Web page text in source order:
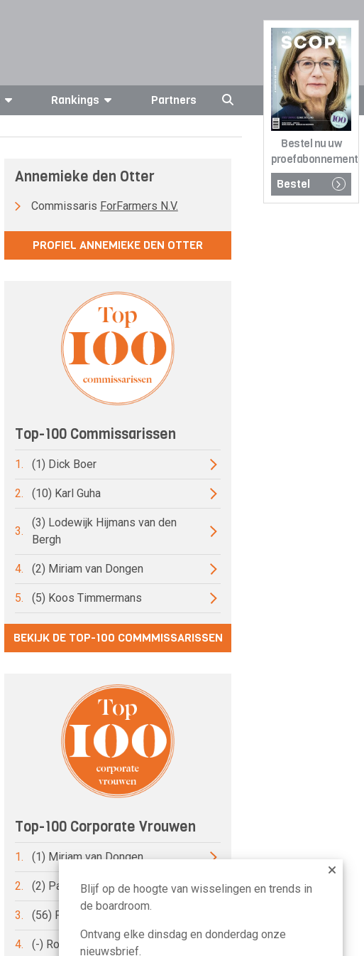
Bestel nu uw
proefabonnement
Bestel
Rankings Partners
Annemieke den Otter
Commissaris ForFarmers N.V.
PROFIEL ANNEMIEKE DEN OTTER
Top-100 Commissarissen
1. (1) Dick Boer
2. (10) Karl Guha
3.
(3) Lodewijk Hijmans van den
Bergh
4. (2) Miriam van Dongen
5. (5) Koos Timmermans
BEKIJK DE TOP-100 COMMMISSARISSEN
Top-100 Corporate Vrouwen
1. (1) Miriam van Dongen
2. (2) Pauline van der Meer Mohr
3. (56) Petri Hofsté
4. (-) Roelien Ritsema van Eck
Blijf op de hoogte van wisselingen en trends in
de boardroom.
Ontvang elke dinsdag en donderdag onze
nieuwsbrief.